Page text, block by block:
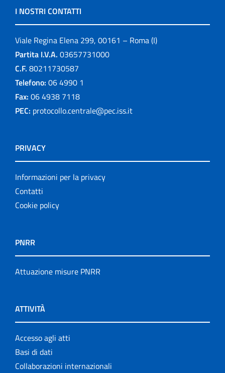
I NOSTRI CONTATTI
Viale Regina Elena 299, 00161 – Roma (I)
Partita I.V.A. 03657731000
C.F. 80211730587
Telefono: 06 4990 1
Fax: 06 4938 7118
PEC: protocollo.centrale@pec.iss.it
PRIVACY
Informazioni per la privacy
Contatti
Cookie policy
PNRR
Attuazione misure PNRR
ATTIVITÀ
Accesso agli atti
Basi di dati
Collaborazioni internazionali